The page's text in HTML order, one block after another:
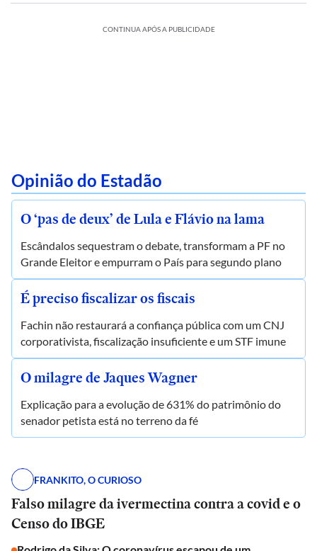
CONTINUA APÓS A PUBLICIDADE
Opinião do Estadão
O ‘pas de deux’ de Lula e Flávio na lama
Escândalos sequestram o debate, transformam a PF no
Grande Eleitor e empurram o País para segundo plano
É preciso fiscalizar os fiscais
Fachin não restaurará a confiança pública com um CNJ
corporativista, fiscalização insuficiente e um STF imune
O milagre de Jaques Wagner
Explicação para a evolução de 631% do patrimônio do
senador petista está no terreno da fé
FRANKITO, O CURIOSO
Falso milagre da ivermectina contra a covid e o
Censo do IBGE